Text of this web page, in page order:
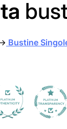
Bustine